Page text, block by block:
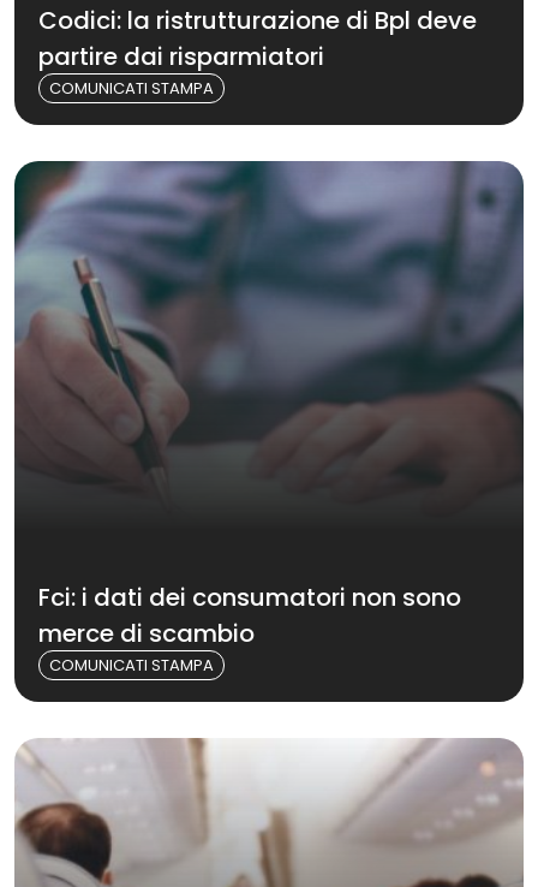
Codici: la ristrutturazione di Bpl deve
partire dai risparmiatori
COMUNICATI STAMPA
Fci: i dati dei consumatori non sono
merce di scambio
COMUNICATI STAMPA